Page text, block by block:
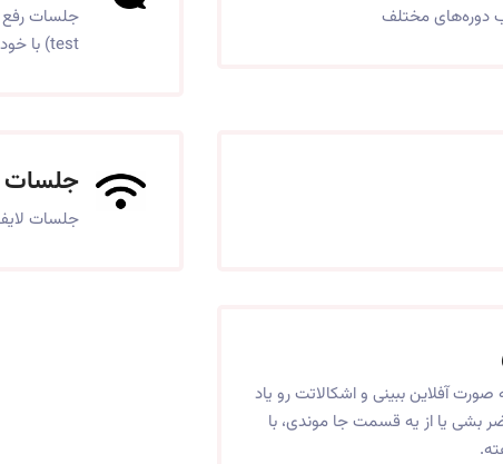
دوره‌های مختلف
test) با خود رتبه‌برترها براتون برگذار میشه
جلسات
جلسات لایف
صورت آفلاین ببینی و اشکالاتت رو یاد
بشی یا از یه قسمت جا موندی، با